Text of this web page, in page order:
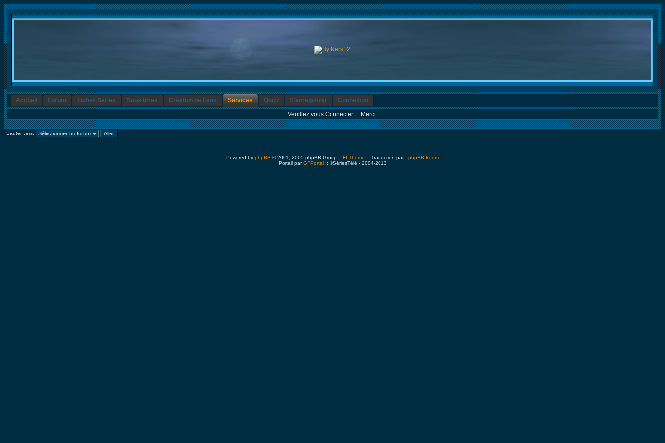
Accueil Forum Fiches Séries Sous-titres Création de Fans Services Quizz S'enregistrer
Connexion
Veuillez vous Connecter ... Merci.
Sauter vers:
Powered by phpBB © 2001, 2005 phpBB Group :: FI Theme :: Traduction par : phpBB-fr.com
Portail parGFPortal:: ©SériesTélé - 2004-2013